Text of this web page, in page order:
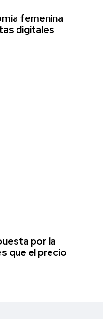
femenina
digitales
por la
que el precio